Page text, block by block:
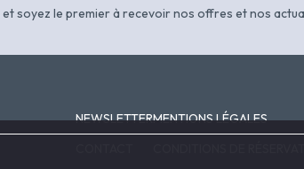
soyez le premier à recevoir nos offres et nos
NEWSLETTERMENTIONS LÉGALES